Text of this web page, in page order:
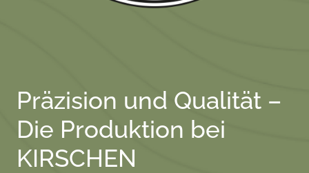
Präzision und Qualität –
Die Produktion bei
KIRSCHEN